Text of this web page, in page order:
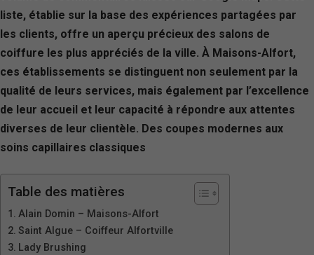
liste, établie sur la base des expériences partagées par
les clients, offre un aperçu précieux des salons de
coiffure les plus appréciés de la ville. À Maisons-Alfort,
ces établissements se distinguent non seulement par la
qualité de leurs services, mais également par l’excellence
de leur accueil et leur capacité à répondre aux attentes
diverses de leur clientèle. Des coupes modernes aux
soins capillaires classiques
Table des matières
Alain Domin – Maisons-Alfort
Saint Algue – Coiffeur Alfortville
Lady Brushing